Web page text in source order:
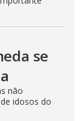
se
não
idosos do